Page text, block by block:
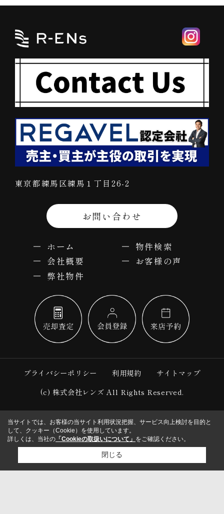
東京都練馬区練馬１丁目26-2
お問い合わせ
ホーム
物件検索
会社概要
お客様の声
弊社物件
プライバシーポリシー 利用規約
サイトマップ
(c) 株式会社レンズ All Rights Reserved.
当サイトでは、お客様の当サイト利用状況把握、サービス向上検討を目的と
して、クッキー（Cookie）を使用しています。
詳しくは、当社の 「Cookieの取扱いについて」 をご確認ください。
閉じる